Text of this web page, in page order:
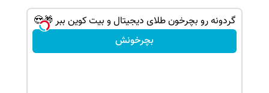
گردونه رو بچرخون طلای دیجیتال و بیت کوین ببر 🎁😍
بچرخونش